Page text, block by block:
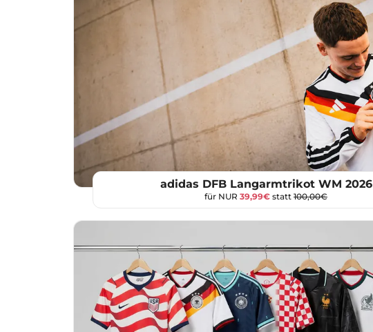
adidas DFB Langarmtrikot WM 2026
für NUR 39,99€ statt 100,00€